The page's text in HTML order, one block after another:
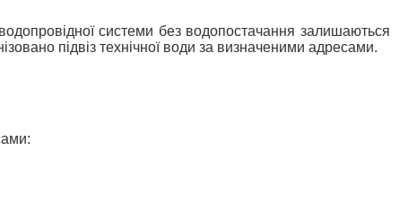
системи без водопостачання залишаються
підвіз технічної води за визначеними адресами.